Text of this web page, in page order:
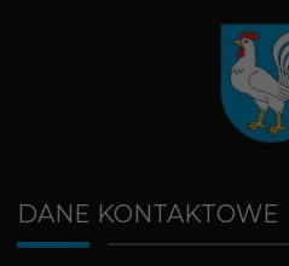
DANE KONTAKTOWE